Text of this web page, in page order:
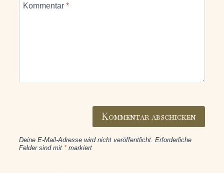
Deine E-Mail-Adresse wird nicht veröffentlicht. Erforderliche
Felder sind mit *markiert
Kommentar *